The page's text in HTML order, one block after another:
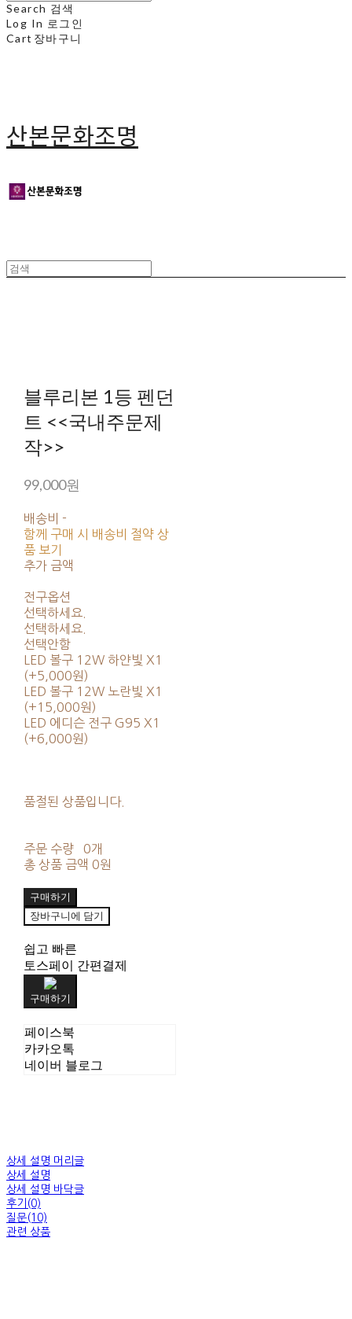
Search 검색
Log In 로그인
Cart 장바구니
산본문화조명
블루리본 1등 펜던
트 <<국내주문제
작>>
99,000원
배송비 -
함께 구매 시 배송비 절약 상
품 보기
추가 금액
전구옵션
선택하세요.
선택하세요.
선택안함
LED 볼구 12W 하얀빛 X1
(+5,000원)
LED 볼구 12W 노란빛 X1
(+15,000원)
LED 에디슨 전구 G95 X1
(+6,000원)
품절된 상품입니다.
주문 수량
0개
총 상품 금액 0원
구매하기
장바구니에 담기
쉽고 빠른
토스페이 간편결제
구매하기
페이스북
카카오톡
네이버 블로그
상세 설명 머리글
상세 설명
상세 설명 바닥글
후기(0)
질문(10)
관련 상품